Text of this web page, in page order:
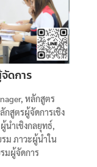
ดการ
, หลักสูตร
กสูตรผู้จัดการเชิง
นำเชิงกลยุทธ์
ม ภาวะผู้นำใน
มผู้จัดการ